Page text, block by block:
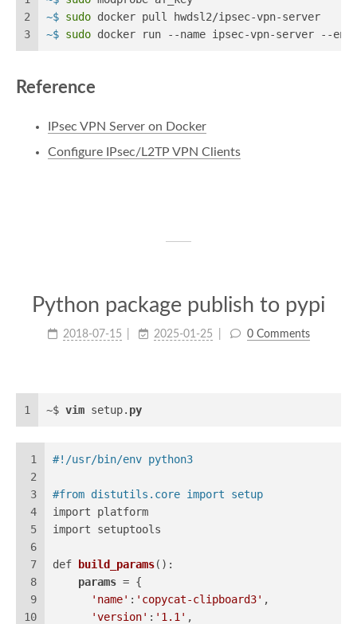
2
3
~$ sudo docker pull hwdsl2/ipsec-vpn-server
~$ sudo docker run --name ipsec-vpn-server --
Reference
IPsec VPN Server on Docker
Configure IPsec/L2TP VPN Clients
Python package publish to pypi
2018-07-15 2025-01-25 0 Comments
1 ~$ vim setup. py
1
2
3
4
5
6
7
8
9
10
#!/usr/bin/env python3
#from distutils.core import setup
import platform
import setuptools
def build_params():
params = {
'name' : 'copycat-clipboard3' ,
'version' : '1.1' ,